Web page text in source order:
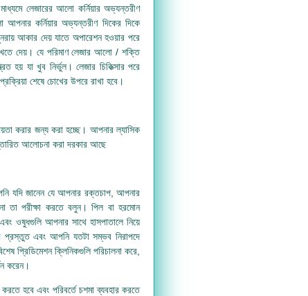
লেজারের আলো কর্নিয়ার অভ্যন্তরীণ
কর্নিয়ার অভ্যন্তরীণ দিকের দিকে
আকার দেয় যাতে অপারেশন হওয়ার পরে
দেয়। যে পরিমাণ লেজার আলো / শক্তি
হয় যা খুব নির্ভুল। লেজার চিকিত্সার পরে
শেষে চোখের উপরে রাখা হবে।
করার জন্য করা হচ্ছে। আপনার ল্যাসিক
আলোচনা করা দরকার আছে
যদি জানেন যে আপনার রক্তচাপ, আপনার
তা পরীক্ষা করতে বলুন। পিল বা হরমোন
ওষুধগুলি আপনার সাথে হাসপাতালে নিয়ে
প্রস্তুত এবং আপনি যতটা সম্ভব নিরাপদে
প্রিডিমেশন ক্লিনিকগুলি পরিচালনা করে,
করেন।
হবে এবং পরিবর্তে চশমা ব্যবহার করতে